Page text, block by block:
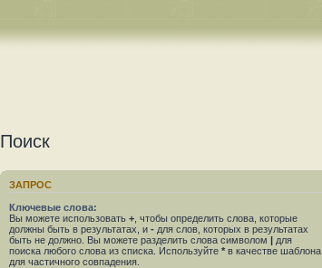
Поиск
ЗАПРОС
Ключевые слова:
Вы можете использовать + , чтобы определить слова, которые
должны быть в результатах, и - для слов, которых в результатах
быть не должно. Вы можете разделить слова символом | для
поиска любого слова из списка. Используйте * в качестве шаблона
для частичного совпадения.